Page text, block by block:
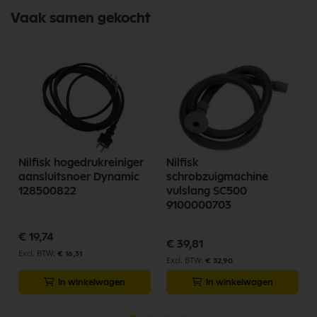
Vaak samen gekocht
Nilfisk hogedrukreiniger
aansluitsnoer Dynamic
128500822
€ 19,74
€ 16,31
In winkelwagen
Nilfisk
schrobzuigmachine
vulslang SC500
9100000703
€ 39,81
€ 32,90
In winkelwagen